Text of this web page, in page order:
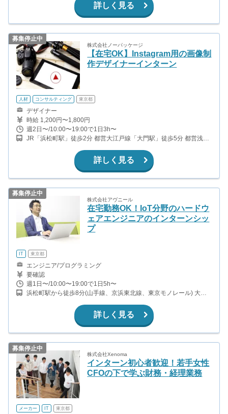
詳しく見る
募集停止中
株式会社ノーパッケージ
【在宅OK】Instagram用の画像制
作デザイナーインターン
人材 コンサルティング 東京都
デザイナー
時給 1,200円〜1,800円
週2日〜/10:00〜19:00で1日3h〜
JR「浜松町駅」徒歩2分 都営大江戸線「大門駅」徒歩5分 都営浅草
詳しく見る
募集停止中
株式会社アヴニール
在宅勤務OK！IoT分野のハードウ
ェアエンジニアのインターンシッ
プ
IT 東京都
エンジニア/プログラミング
要確認
週1日〜/10:00〜19:00で1日5h〜
浜松町駅から徒歩8分(山手線、京浜東北線、東京モノレール) 大門
詳しく見る
募集停止中
株式会社Xenoma
インターン初心者歓迎！若手女性
CFOの下で学ぶ財務・経理業務
メーカー IT 東京都